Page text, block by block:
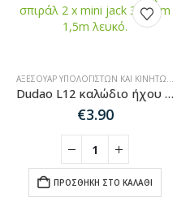
ΑΞΕΣΟΥΆΡ ΑΥΤΟΚΙΝΉΤΟΥ,SALES ΑΞΕΣΟΥΆΡ ΥΠΟΛΟΓΙΣΤΏΝ ΚΑΙ ΚΙΝΗΤΏΝ
Dudao L12 καλώδιο ήχου σπιράλ 2 x mini jack 3,5 mm 1,5m λευκό.
€3.90
ΠΡΟΣΘΉΚΗ ΣΤΟ ΚΑΛΆΘΙ